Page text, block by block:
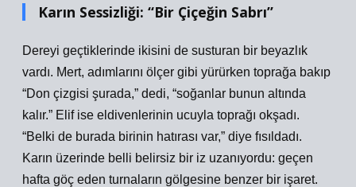
Karın Sessizliği: “Bir Çiçeğin Sabrı”
Dereyi geçtiklerinde ikisini de susturan bir beyazlık
vardı. Mert, adımlarını ölçer gibi yürürken toprağa bakıp
“Don çizgisi şurada,” dedi, “soğanlar bunun altında
kalır.” Elif ise eldivenlerinin ucuyla toprağı okşadı.
“Belki de burada birinin hatırası var,” diye fısıldadı.
Karın üzerinde belli belirsiz bir iz uzanıyordu: geçen
hafta göç eden turnaların gölgesine benzer bir işaret.